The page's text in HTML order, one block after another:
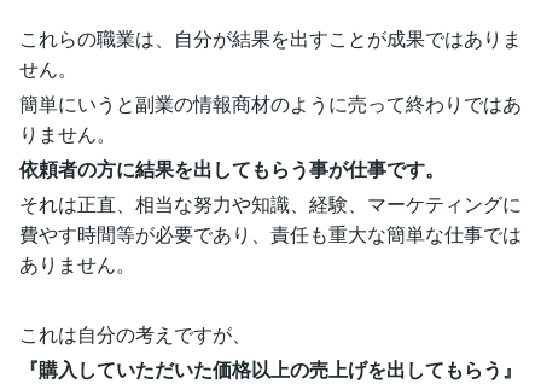
これらの職業は、自分が結果を出すことが成果ではありま
せん。
簡単にいうと副業の情報商材のように売って終わりではあ
りません。
依頼者の方に結果を出してもらう事が仕事です。
それは正直、相当な努力や知識、経験、マーケティングに
費やす時間等が必要であり、責任も重大な簡単な仕事では
ありません。
これは自分の考えですが、
『購入していただいた価格以上の売上げを出してもらう』